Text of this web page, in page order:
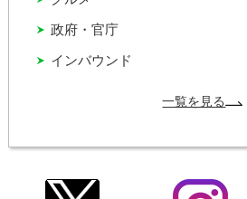
インバウンド
政府・官庁
一覧を見る